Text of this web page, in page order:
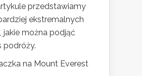
przedstawiamy
ekstremalnych
jakie można podjąć
podróży.
na Mount Everest